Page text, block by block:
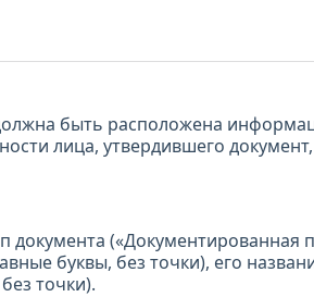
быть расположена
лица, утвердившего
документа («Документированная
буквы, без точки), его
точки).